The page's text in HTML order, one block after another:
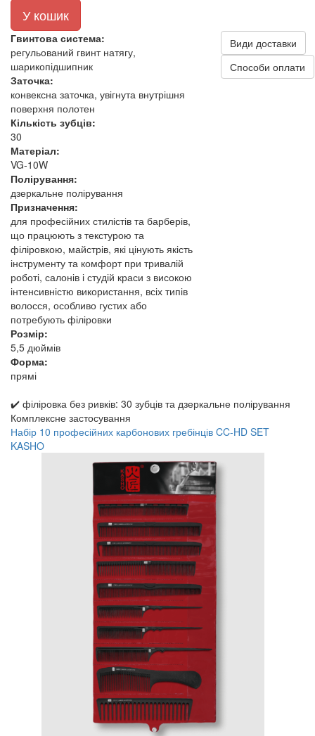
У кошик
Гвинтова система:
регульований гвинт натягу,
шарикопідшипник
Заточка:
конвексна заточка, увігнута внутрішня
поверхня полотен
Кількість зубців:
30
Матеріал:
VG‑10W
Полірування:
дзеркальне полірування
Призначення:
для професійних стилістів та барберів,
що працюють з текстурою та
філіровкою, майстрів, які цінують якість
інструменту та комфорт при тривалій
роботі, салонів і студій краси з високою
інтенсивністю використання, всіх типів
волосся, особливо густих або
потребують філіровки
Розмір:
5,5 дюймів
Форма:
прямі
Види доставки
Способи оплати
✔️ філіровка без ривків: 30 зубців та дзеркальне полірування
Комплексне застосування
Набір 10 професійних карбонових гребінців CC-HD SET
KASHO